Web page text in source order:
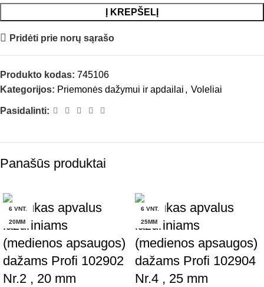
Į KREPŠELĮ
Pridėti prie norų sąrašo
Produkto kodas: 745106
Kategorijos: Priemonės dažymui ir apdailai , Voleliai
Pasidalinti:
Panašūs produktai
6 VNT.
20MM
Teptukas apvalus
lazuriniams
(medienos apsaugos)
dažams Profi 102902
Nr.2 , 20 mm
6 VNT.
25MM
Teptukas apvalus
lazuriniams
(medienos apsaugos)
dažams Profi 102904
Nr.4 , 25 mm